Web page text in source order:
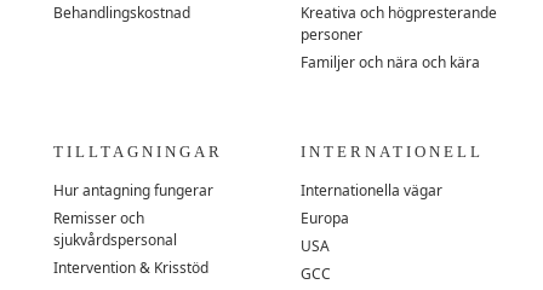
Behandlingskostnad
Kreativa och högpresterande
personer
Familjer och nära och kära
TILLTAGNINGAR
Hur antagning fungerar
Remisser och
sjukvårdspersonal
Intervention & Krisstöd
INTERNATIONELL
Internationella vägar
Europa
USA
GCC